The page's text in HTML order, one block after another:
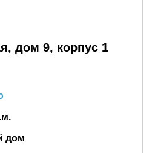
дом 9, корпус 1
дом